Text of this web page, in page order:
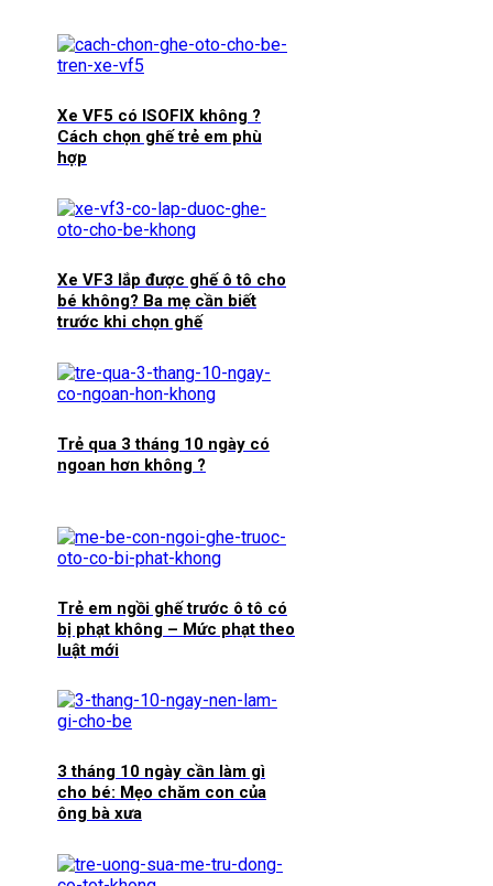
Xe VF5 có ISOFIX không ?
Cách chọn ghế trẻ em phù
hợp
Xe VF3 lắp được ghế ô tô cho
bé không? Ba mẹ cần biết
trước khi chọn ghế
Trẻ qua 3 tháng 10 ngày có
ngoan hơn không ?
Trẻ em ngồi ghế trước ô tô có
bị phạt không – Mức phạt theo
luật mới
3 tháng 10 ngày cần làm gì
cho bé: Mẹo chăm con của
ông bà xưa